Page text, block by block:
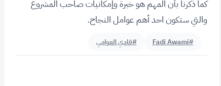
كما ذكرنا بأن المهم هو خبرة وإمكانيات صاحب المشروع
والتي ستكون احد أهم عوامل النجاح.
#Fadi Awami #فادي العوامي